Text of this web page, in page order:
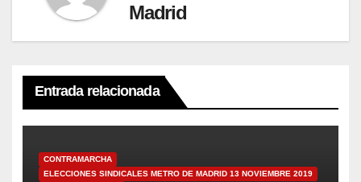
Madrid
Entrada relacionada
CONTRAMARCHA
ELECCIONES SINDICALES METRO DE MADRID 13 NOVIEMBRE 2019